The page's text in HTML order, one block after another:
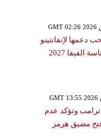
دعمها لإنفانتينو
2027
وتؤكد عدم
مضيق هرمز